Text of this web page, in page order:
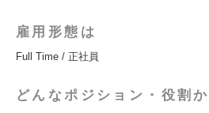
雇用形態は
Full Time / 正社員
どんなポジション・役割か